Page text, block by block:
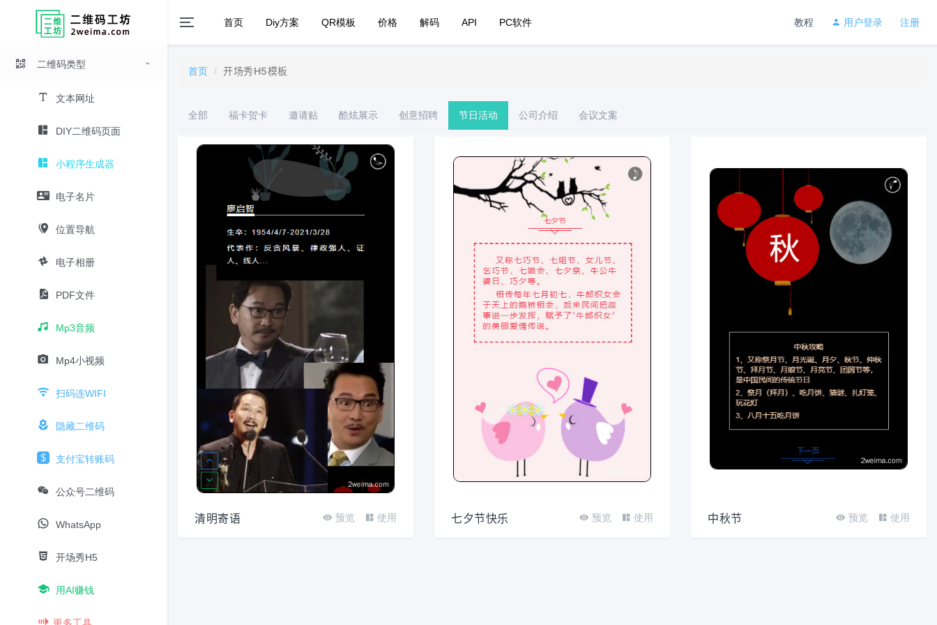
二维码类型
文本网址
DIY二维码页面
小程序生成器
电子名片
位置导航
电子相册
PDF文件
Mp3音频
Mp4小视频
扫码连WIFI
隐藏二维码
支付宝转账码
公众号二维码
WhatsApp
开场秀H5
用AI赚钱
首页 Diy方案 QR模板 价格 解码 API PC软件 注册
用户登录
教程
首页 开场秀H5模板
全部 福卡贺卡 邀请贴 酷炫展示 创意招聘 节日活动 公司介绍 会议文案
清明寄语 预览 使用 七夕节快乐 预览 使用 中秋节 预览 使用